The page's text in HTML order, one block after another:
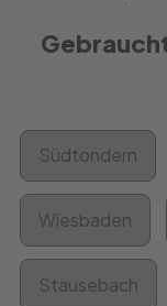
Südtondern
Wiesbaden
Stausebach